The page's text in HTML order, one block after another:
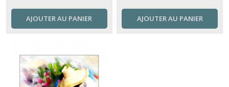
AJOUTER AU PANIER AJOUTER AU PANIER